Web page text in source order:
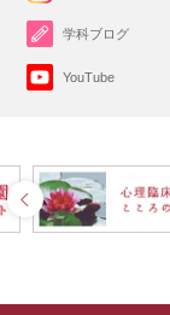
学科ブログ
YouTube